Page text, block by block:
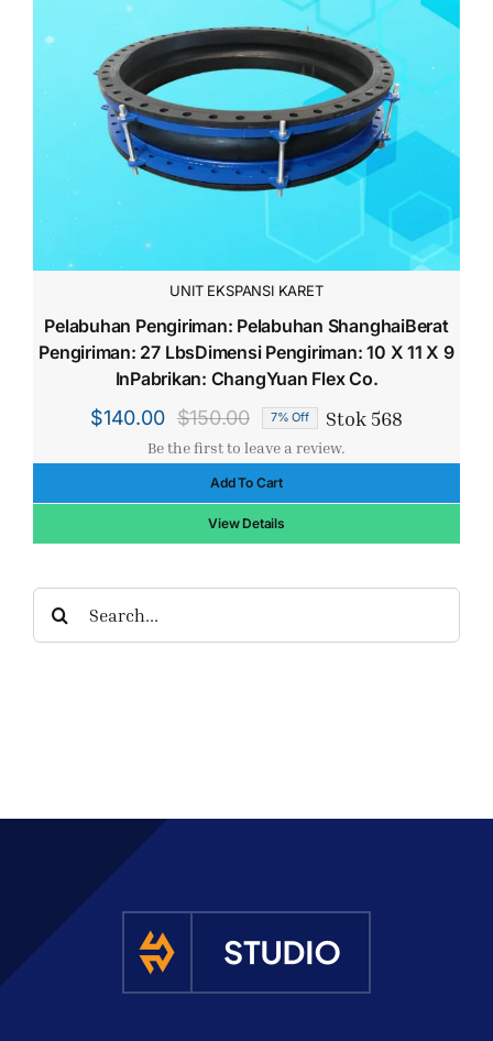
UNIT EKSPANSI KARET
Pelabuhan Pengiriman: Pelabuhan ShanghaiBerat
Pengiriman: 27 LbsDimensi Pengiriman: 10 X 11 X 9
InPabrikan: ChangYuan Flex Co.
$150.00
Harga
aslinya
adalah:
$150.00.
$140.00
Harga
saat
ini
adalah:
$140.00.
7% Off Stok 568
Be the first to leave a review.
Add To Cart
View Details
Search
for: